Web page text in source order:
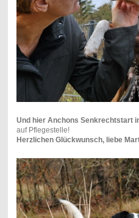
Und hier Anchons Senkrechtstart
auf Pflegestelle!
Herzlichen Glückwunsch, liebe